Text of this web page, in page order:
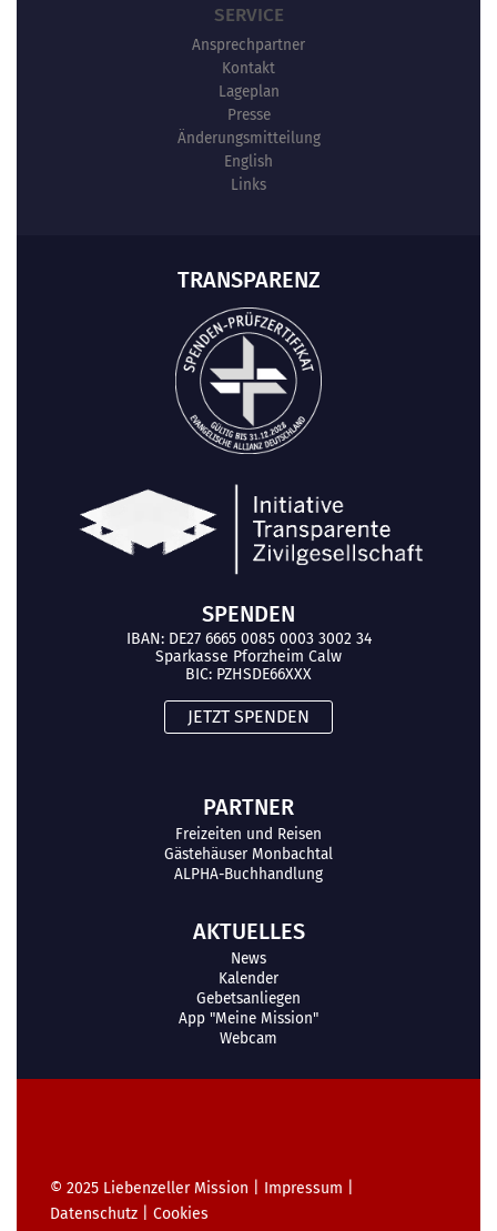
SERVICE
Ansprechpartner
Kontakt
Lageplan
Presse
Änderungsmitteilung
English
Links
TRANSPARENZ
SPENDEN
IBAN: DE27 6665 0085 0003 3002 34
Sparkasse Pforzheim Calw
BIC: PZHSDE66XXX
JETZT SPENDEN
PARTNER
Freizeiten und Reisen
Gästehäuser Monbachtal
ALPHA-Buchhandlung
AKTUELLES
News
Kalender
Gebetsanliegen
App "Meine Mission"
Webcam
© 2025 Liebenzeller Mission Impressum
Datenschutz
Cookies